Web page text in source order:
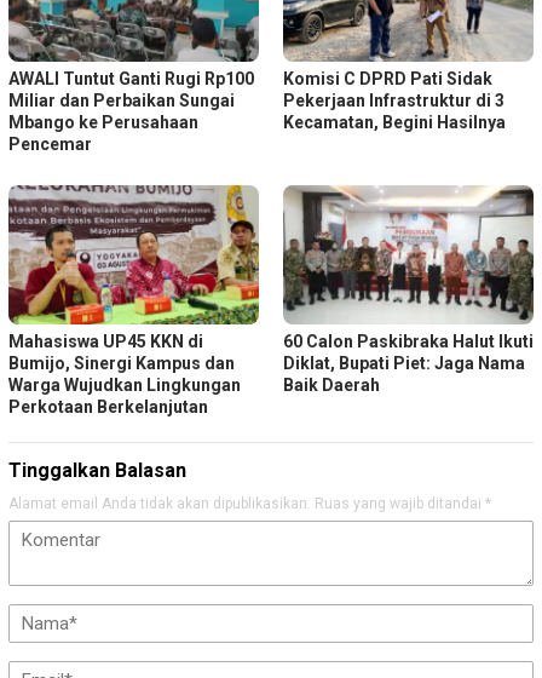
AWALI Tuntut Ganti Rugi Rp100
Miliar dan Perbaikan Sungai
Mbango ke Perusahaan
Pencemar
Komisi C DPRD Pati Sidak
Pekerjaan Infrastruktur di 3
Kecamatan, Begini Hasilnya
Mahasiswa UP45 KKN di
Bumijo, Sinergi Kampus dan
Warga Wujudkan Lingkungan
Perkotaan Berkelanjutan
60 Calon Paskibraka Halut Ikuti
Diklat, Bupati Piet: Jaga Nama
Baik Daerah
Tinggalkan Balasan
Alamat email Anda tidak akan dipublikasikan. Ruas yang wajib ditandai *